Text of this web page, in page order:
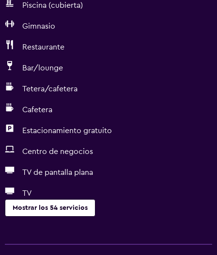
Piscina (cubierta)
Gimnasio
Restaurante
Bar/lounge
Tetera/cafetera
Cafetera
Estacionamiento gratuito
Centro de negocios
TV de pantalla plana
TV
Mostrar los 54 servicios
Salas de conferencia